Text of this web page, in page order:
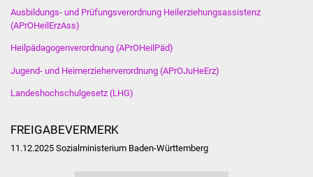
Haushalt & Infos
Gewerbeimmobilien
Ausbildungs- und Prüfungsverordnung Heilerziehungsassistenz
(APrOHeilErzAss)
Heilpädagogenverordnung (APrOHeilPäd)
Jugend- und Heimerzieherverordnung (APrOJuHeErz)
Landeshochschulgesetz (LHG)
FREIGABEVERMERK
11.12.2025 Sozialministerium Baden-Württemberg